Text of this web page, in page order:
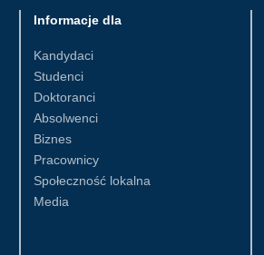
Informacje dla
Kandydaci
Studenci
Doktoranci
Absolwenci
Biznes
Pracownicy
Społeczność lokalna
Media